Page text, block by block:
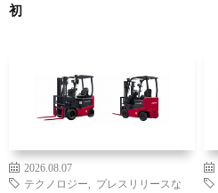
初
2026.08.07
テクノロジー
プレスリリースな